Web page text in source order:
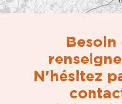
Besoin
N'hésitez